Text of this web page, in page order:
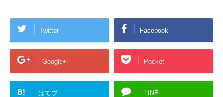
Twitter Facebook
Google+ Pocket
B! はてブ LINE